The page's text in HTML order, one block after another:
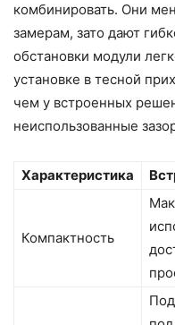
комбинировать. Они
замерам, зато дают
обстановки модули
установке в тесной
чем у встроенных
неиспользованные
Характеристика
Компактность